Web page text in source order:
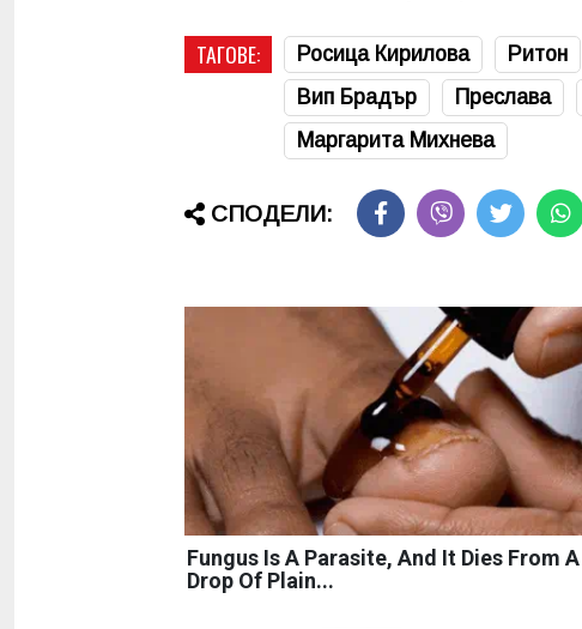
ТАГОВЕ: Росица Кирилова Ритон
Вип Брадър
Преслава
Маргарита Михнева
СПОДЕЛИ:
Fungus Is A Parasite, And It Dies From A
Drop Of Plain...